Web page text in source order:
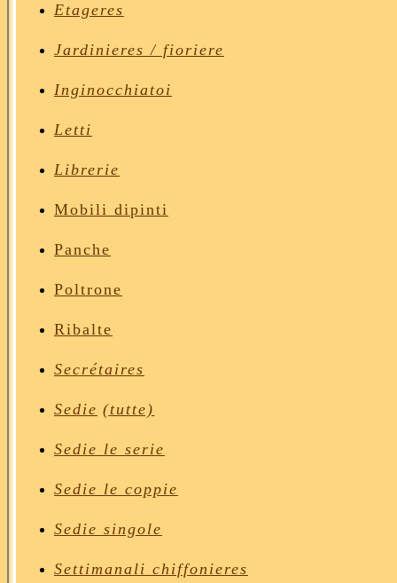
Etageres
Jardinieres / fioriere
Inginocchiatoi
Letti
Librerie
Mobili dipinti
Panche
Poltrone
Ribalte
Secrétaires
Sedie (tutte)
Sedie le serie
Sedie le coppie
Sedie singole
Settimanali chiffonieres